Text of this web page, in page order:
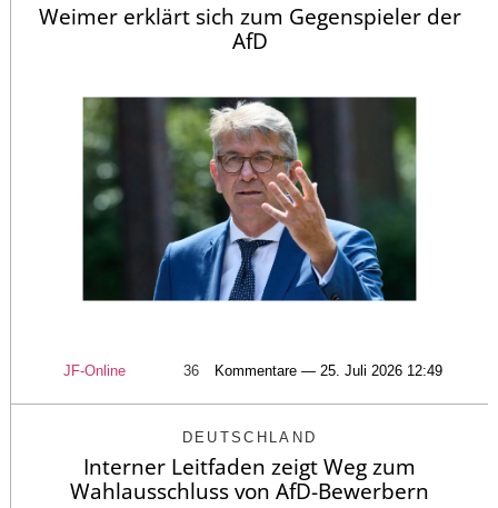
Weimer erklärt sich zum Gegenspieler der
AfD
JF-Online 36 Kommentare — 25. Juli 2026 12:49
DEUTSCHLAND
Interner Leitfaden zeigt Weg zum
Wahlausschluss von AfD-Bewerbern